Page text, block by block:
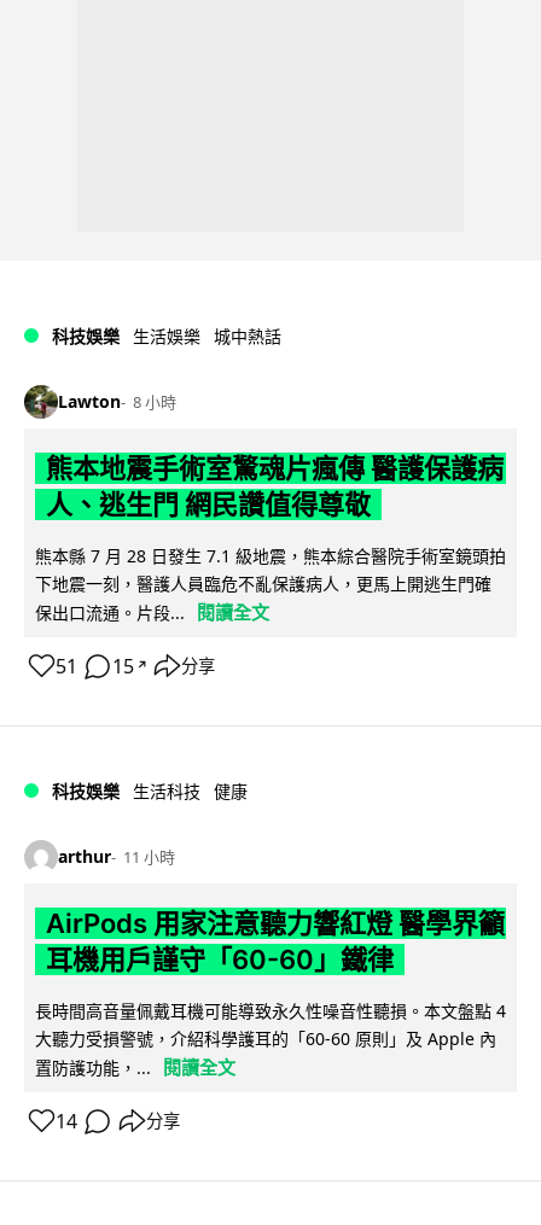
科技娛樂 生活娛樂 城中熱話
Lawton 8 小時
熊本地震手術室驚魂片瘋傳 醫護保護病
人、逃生門 網民讚值得尊敬
熊本縣 7 月 28 日發生 7.1 級地震，熊本綜合醫院手術室鏡頭拍
下地震一刻，醫護人員臨危不亂保護病人，更馬上開逃生門確
保出口流通。片段...
閱讀全文
51 15 ↗ 分享
科技娛樂 生活科技 健康
arthur 11 小時
AirPods 用家注意聽力響紅燈 醫學界籲
耳機用戶謹守「60-60」鐵律
長時間高音量佩戴耳機可能導致永久性噪音性聽損。本文盤點 4
大聽力受損警號，介紹科學護耳的「60-60 原則」及 Apple 內
置防護功能，...
閱讀全文
14 分享